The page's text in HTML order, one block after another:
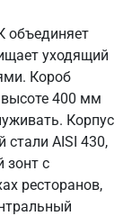
объединяет
уходящий
Короб
400 мм
Корпус
AISI 430,
зонт с
ресторанов,